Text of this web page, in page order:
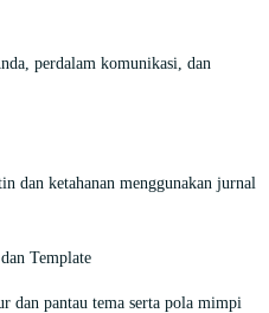
perdalam komunikasi, dan
dan ketahanan menggunakan jurnal
Template
dan pantau tema serta pola mimpi